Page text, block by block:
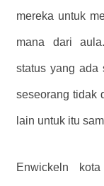
mereka untuk
mana dari
status yang
seseorang tidak
lain untuk itu
Enwickeln